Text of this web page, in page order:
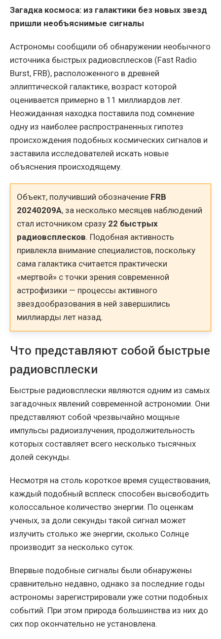
Загадка космоса: из галактики без новых звезд
пришли необъяснимые сигналы
Астрономы сообщили об обнаружении необычного
источника быстрых радиовсплесков (Fast Radio
Burst, FRB), расположенного в древней
эллиптической галактике, возраст которой
оценивается примерно в 11 миллиардов лет.
Неожиданная находка поставила под сомнение
одну из наиболее распространенных гипотез
происхождения подобных космических сигналов и
заставила исследователей искать новые
объяснения происходящему.
Объект, получивший обозначение FRB
20240209A, за несколько месяцев наблюдений
стал источником сразу 22 быстрых
радиовсплесков. Подобная активность
привлекла внимание специалистов, поскольку
сама галактика считается практически
«мертвой» с точки зрения современной
астрофизики — процессы активного
звездообразования в ней завершились
миллиарды лет назад.
Что представляют собой быстрые
радиовсплески
Быстрые радиовсплески являются одним из самых
загадочных явлений современной астрономии. Они
представляют собой чрезвычайно мощные
импульсы радиоизлучения, продолжительность
которых составляет всего несколько тысячных
долей секунды.
Несмотря на столь короткое время существования,
каждый подобный всплеск способен высвободить
колоссальное количество энергии. По оценкам
ученых, за доли секунды такой сигнал может
излучить столько же энергии, сколько Солнце
производит за несколько суток.
Впервые подобные сигналы были обнаружены
сравнительно недавно, однако за последние годы
астрономы зарегистрировали уже сотни подобных
событий. При этом природа большинства из них до
сих пор окончательно не установлена.